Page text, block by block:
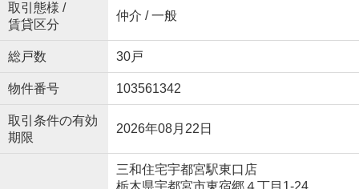
取引態様 /
賃貸区分
仲介 / 一般
総戸数 30戸
物件番号 103561342
取引条件の有効
期限
2026年08月22日
三和住宅宇都宮駅東口店